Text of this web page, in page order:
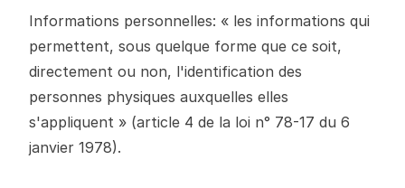
Informations personnelles: « les informations qui
permettent, sous quelque forme que ce soit,
directement ou non, l'identification des
personnes physiques auxquelles elles
s'appliquent » (article 4 de la loi n° 78-17 du 6
janvier 1978).